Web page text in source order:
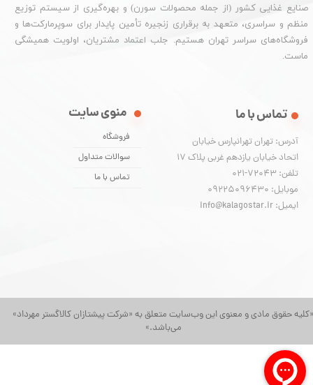
حقوق مادی و معنوی این وب‌سایت متعلق به «شرکت پیشتازان کالاگستر مهرداد»
می‌باشد.»
صنایع غذایی کشور (از جمله محصولات سورن) و بهره‌گیری از سیستم توزیع
منظم و سراسری، متعهد به برقراری زنجیره تأمین پایدار برای سوپرمارکت‌ها و
فروشگاه‌های سراسر تهران هستیم. جلب اعتماد مشتریان، اولویت همیشگی
ماست.
منوی سایت
فروشگاه
سوالات متداول
تماس با ما
تماس با ما
آدرس: تهران تهرانپارس خیابان
اتحاد خیابان یازدهم غربی پلاک ۱۷
تلفن: 72043-021
موبایل: 09225096430
ایمیل: info@kalagostar.ir